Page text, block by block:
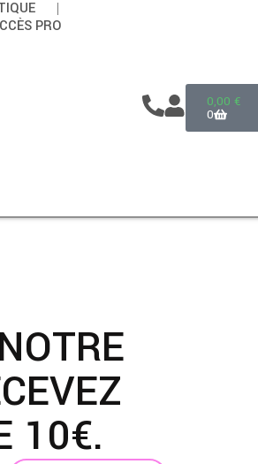
PRO
0,00 €
0
10€.